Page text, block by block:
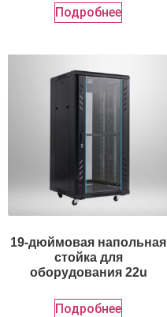
Подробнее
19-дюймовая напольная
стойка для
оборудования 22u
Подробнее